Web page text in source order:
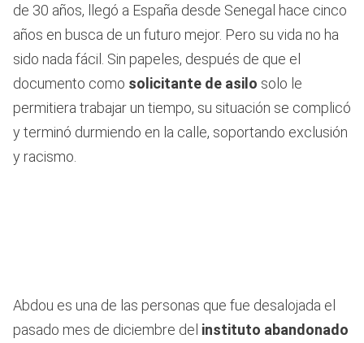
de 30 años, llegó a España desde Senegal hace cinco
años en busca de un futuro mejor. Pero su vida no ha
sido nada fácil. Sin papeles, después de que el
documento como solicitante de asilo solo le
permitiera trabajar un tiempo, su situación se complicó
y terminó durmiendo en la calle, soportando exclusión
y racismo.
Abdou es una de las personas que fue desalojada el
pasado mes de diciembre del instituto abandonado